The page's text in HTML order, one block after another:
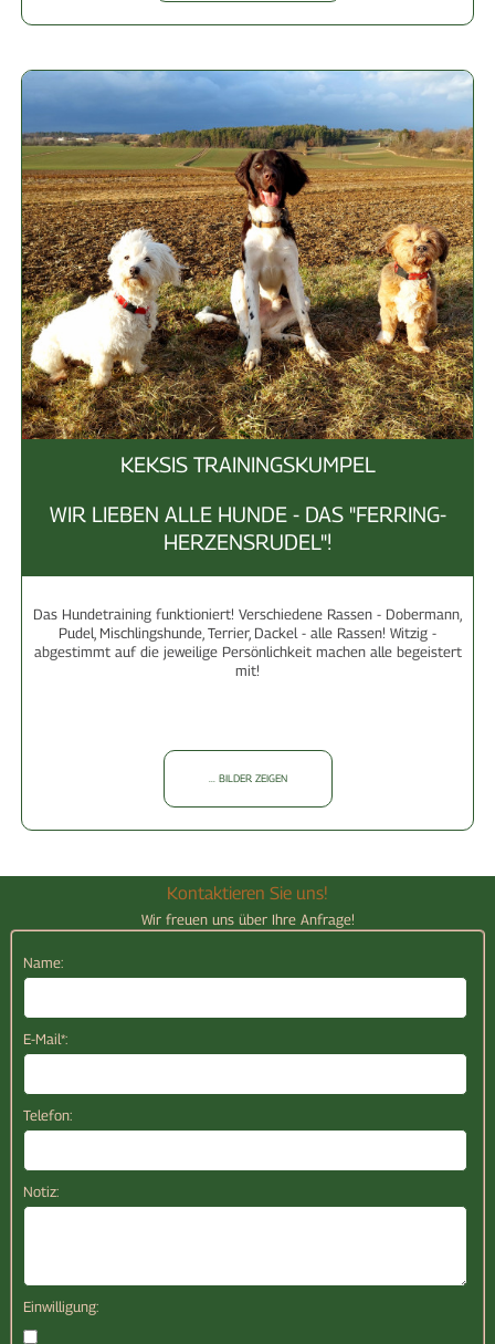
KEKSIS TRAININGSKUMPEL
WIR LIEBEN ALLE HUNDE - DAS "FERRING-
HERZENSRUDEL"!
Das Hundetraining funktioniert! Verschiedene Rassen - Dobermann,
Pudel, Mischlingshunde, Terrier, Dackel - alle Rassen! Witzig -
abgestimmt auf die jeweilige Persönlichkeit machen alle begeistert
mit!
... BILDER ZEIGEN
Kontaktieren Sie uns!
Wir freuen uns über Ihre Anfrage!
Name:
E-Mail*:
Telefon:
Notiz:
Einwilligung: